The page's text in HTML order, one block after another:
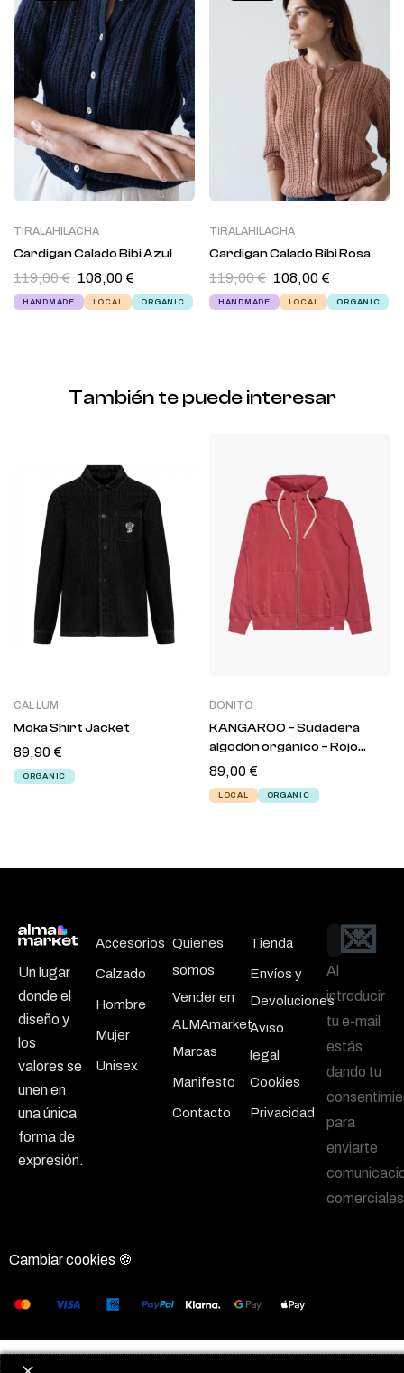
TIRALAHILACHA
Cardigan Calado Bibi Azul
119,00€ 108,00€
HANDMADE LOCAL ORGANIC
TIRALAHILACHA
Cardigan Calado Bibi Rosa
119,00€ 108,00€
HANDMADE LOCAL ORGANIC
También te puede interesar
CAL·LUM
Moka Shirt Jacket
89,90€
ORGANIC
BONITO
KANGAROO – Sudadera
algodón orgánico – Rojo
babor
89,00€
LOCAL ORGANIC
Un lugar
donde el
diseño y
los
valores se
unen en
una única
forma de
expresión.
Accesorios
Calzado
Hombre
Mujer
Unisex
Quienes
somos
Vender en
ALMAmarket
Marcas
Manifesto
Contacto
Tienda
Envíos y
Devoluciones
Aviso
legal
Cookies
Privacidad
Email
💌
Al
introducir
tu e-mail
estás
dando tu
para
enviarte
Cambiar cookies 🍪